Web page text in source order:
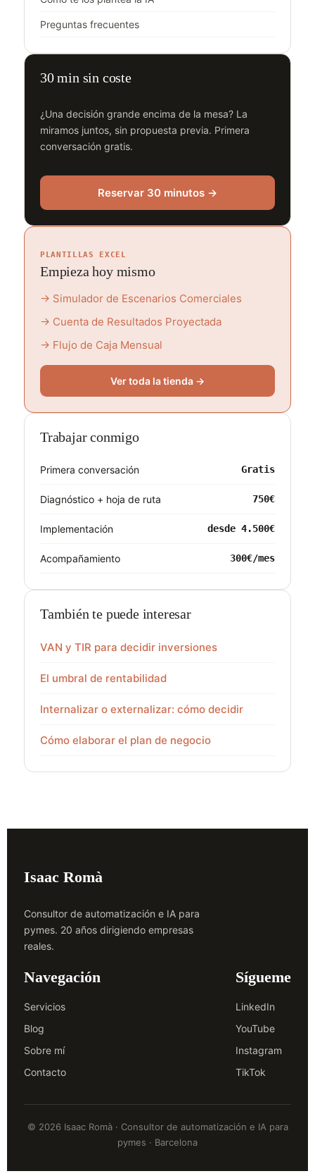
Preguntas frecuentes
30 min sin coste
¿Una decisión grande encima de la mesa? La
miramos juntos, sin propuesta previa. Primera
conversación gratis.
Reservar 30 minutos →
PLANTILLAS EXCEL
Empieza hoy mismo
→ Simulador de Escenarios Comerciales
→ Cuenta de Resultados Proyectada
→ Flujo de Caja Mensual
Ver toda la tienda →
Trabajar conmigo
Primera conversación Gratis
Diagnóstico + hoja de ruta 750€
Implementación desde 4.500€
Acompañamiento 300€/mes
También te puede interesar
VAN y TIR para decidir inversiones
El umbral de rentabilidad
Internalizar o externalizar: cómo decidir
Cómo elaborar el plan de negocio
Isaac Romà
Consultor de automatización e IA para
pymes. 20 años dirigiendo empresas
reales.
Navegación
Servicios
Blog
Sobre mí
Contacto
Sígueme
LinkedIn
YouTube
Instagram
TikTok
© 2026 Isaac Romà · Consultor de automatización e IA para
pymes · Barcelona